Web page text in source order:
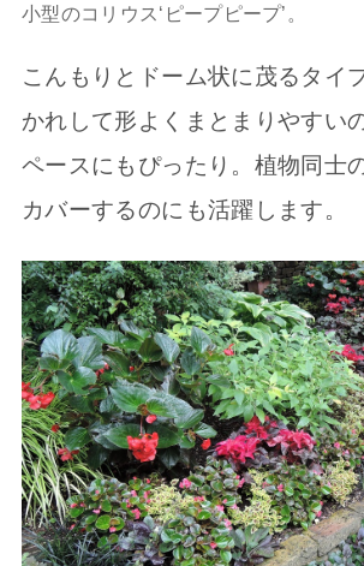
小型のコリウス‘ピープピープ’。
こんもりとドーム状に茂るタイ
かれして形よくまとまりやすい
ペースにもぴったり。植物同士
カバーするのにも活躍します。